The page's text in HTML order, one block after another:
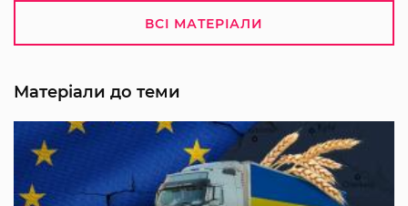
ВСІ МАТЕРІАЛИ
Матеріали до теми